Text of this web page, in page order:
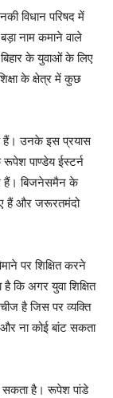
विधान परिषद में
नाम कमाने वाले
के युवाओं के लिए
के क्षेत्र में कुछ
हैं। उनके इस प्रयास
रूपेश पाण्डेय ईस्टर्न
हैं। बिजनेसमैन के
हैं और जरूरतमंदो
पर शिक्षित करने
कि अगर युवा शिक्षित
है जिस पर व्यक्ति
ना कोई बांट सकता
सकता है। रूपेश पांडे